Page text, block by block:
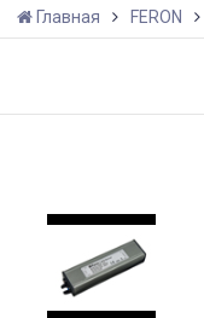
Главная FERON